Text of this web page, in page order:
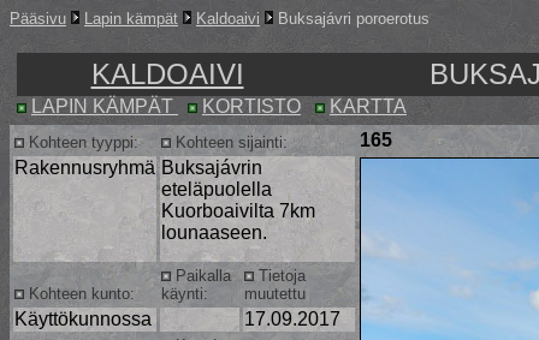
Pääsivu Lapin kämpät Kaldoaivi Buksajávri poroerotus
KALDOAIVI
LAPIN KÄMPÄT KORTISTO KARTTA
Kohteen tyyppi: Kohteen sijainti:
165
Rakennusryhmä Buksajávrin
eteläpuolella
Kuorboaivilta 7km
lounaaseen.
Kohteen kunto:
Paikalla
käynti:
Tietoja
muutettu
Käyttökunnossa 17.09.2017